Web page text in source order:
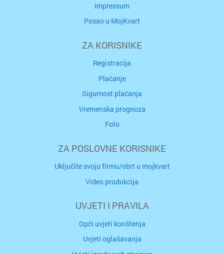
Impressum
Posao u MojKvart
ZA KORISNIKE
Registracija
Plaćanje
Sigurnost plaćanja
Vremenska prognoza
Foto
ZA POSLOVNE KORISNIKE
Uključite svoju firmu/obrt u mojkvart
Video produkcija
UVJETI I PRAVILA
Opći uvjeti korištenja
Uvjeti oglašavanja